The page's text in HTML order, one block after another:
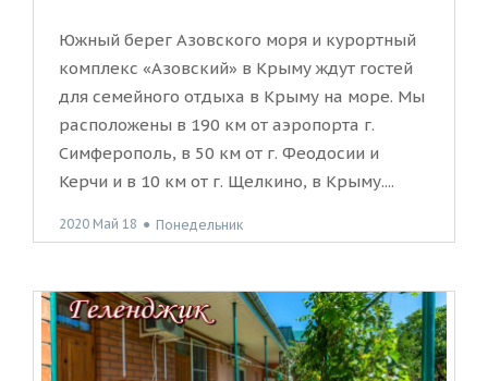
Южный берег Азовского моря и курортный
комплекс «Азовский» в Крыму ждут гостей
для семейного отдыха в Крыму на море. Мы
расположены в 190 км от аэропорта г.
Симферополь, в 50 км от г. Феодосии и
Керчи и в 10 км от г. Щелкино, в Крыму....
2020 Май 18 ● Понедельник